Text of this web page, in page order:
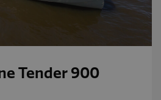
Tender 900